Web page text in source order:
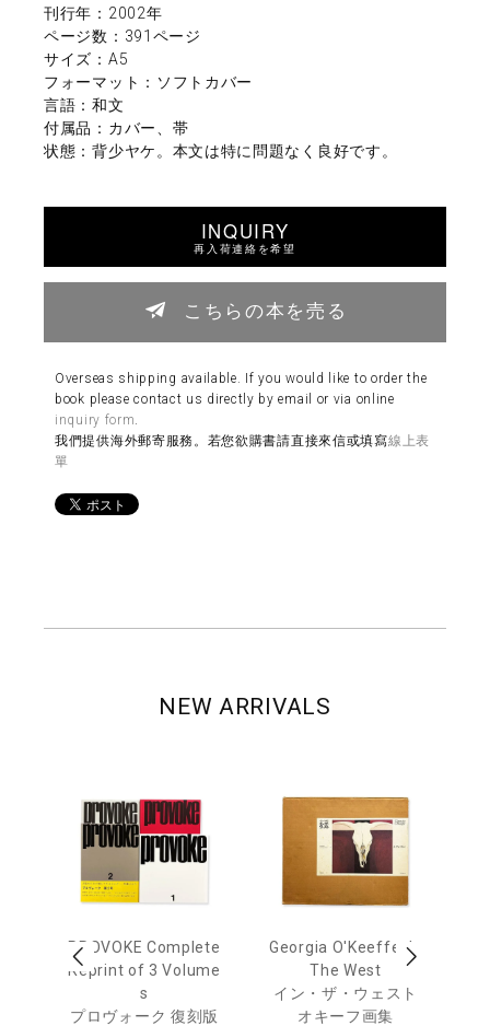
刊行年：2002年
ページ数：391ページ
サイズ：A5
フォーマット：ソフトカバー
言語：和文
付属品：カバー、帯
状態：背少ヤケ。本文は特に問題なく良好です。
INQUIRY
再入荷連絡を希望
こちらの本を売る
Overseas shipping available. If you would like to order the
book please contact us directly by email or via online
inquiry form
我們提供海外郵寄服務。若您欲購書請直接來信或填寫線上表
單
NEW ARRIVALS
PROVOKE Complete
Reprint of 3 Volume
s
プロヴォーク 復刻版
Georgia O'Keeffe: In
The West
イン・ザ・ウェスト
オキーフ画集